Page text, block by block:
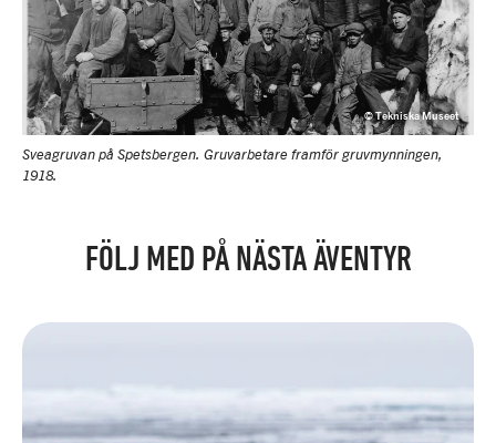
© Tekniska Museet
Sveagruvan på Spetsbergen. Gruvarbetare framför gruvmynningen,
1918.
FÖLJ MED PÅ NÄSTA ÄVENTYR